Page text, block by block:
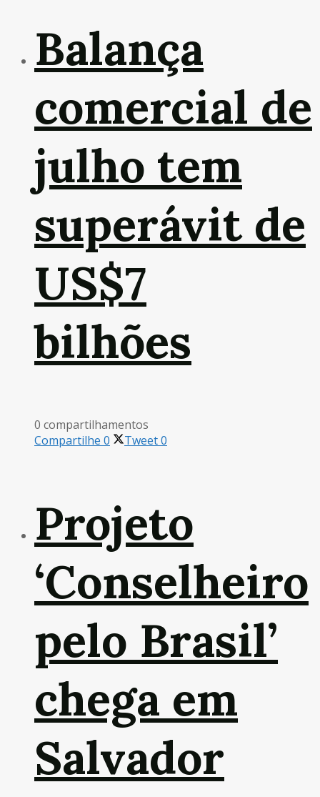
Balança
comercial de
julho tem
superávit de
US$7
bilhões
0 compartilhamentos
Compartilhe 0 Tweet0
Projeto
‘Conselheiro
pelo Brasil’
chega em
Salvador